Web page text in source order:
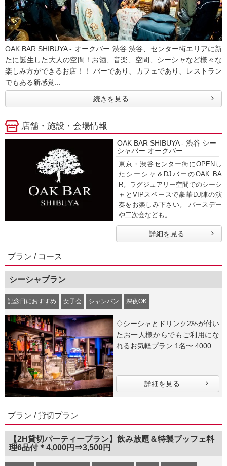
OAK BAR SHIBUYA - オークバー 渋谷 渋谷、センター街エリアに新
たに誕生した大人の空間！お酒、音楽、空間、シーシャなど様々な
楽しみ方ができるお店！！ バーであり、カフェであり、レストラン
でもある新感覚...
続きを見る
店舗・施設・会場情報
OAK BAR SHIBUYA - 渋谷 シー
シャバー オークバー
東京・渋谷センター街にOPENし
たシーシャ＆DJバーのOAK BA
R。ラグジュアリー空間でのシーシ
ャとVIPスペースで豪華DJ陣の演
奏をお楽しみ下さい。 バースデー
や二次会なども。
詳細を見る
プラン / コース
シーシャプラン
記念日におすすめ 女子会 シャンパン 深夜OK
♢シーシャとドリンク2杯が付い
たお一人様からでもご利用にな
れるお気軽プラン 1名〜 4000...
詳細を見る
プラン / 貸切プラン
【2H貸切パーティープラン】飲み放題＆特製ブッフェ料
理6品付＊4,000円⇒3,500円